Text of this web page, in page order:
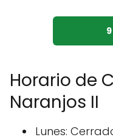
Horario de
Naranjos II
Lunes: